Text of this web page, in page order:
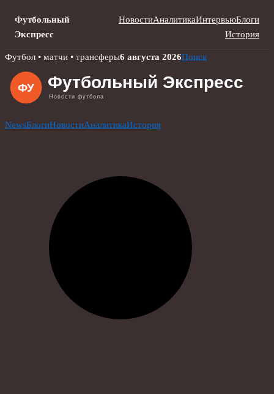
Футбольный
Экспресс
НовостиАналитикаИнтервьюБлоги
История
Skip
content
Футбол • матчи • трансферы6 августа 2026Поиск
NewsБлогиНовостиАналитикаИстория